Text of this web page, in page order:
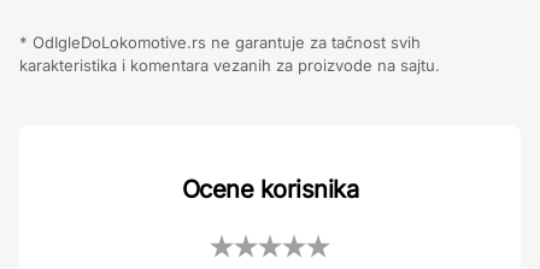
* OdIgleDoLokomotive.rs ne garantuje za tačnost svih
karakteristika i komentara vezanih za proizvode na sajtu.
Ocene korisnika